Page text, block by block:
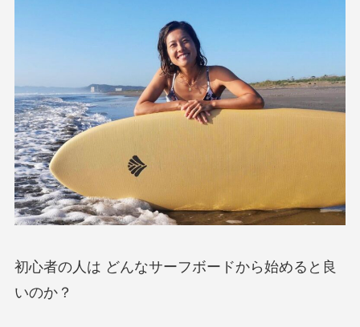
初心者の人は どんなサーフボードから始めると良
いのか？